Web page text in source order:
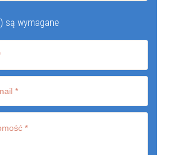
) są wymagane